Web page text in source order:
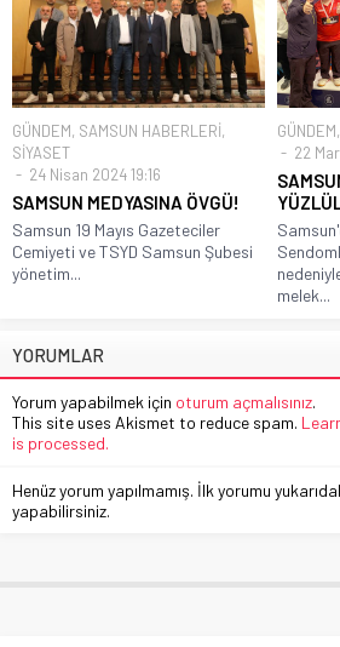
GÜNDEM, SAMSUN HABERLERİ,
SİYASET
24 Nisan 2024 19:16
SAMSUN MEDYASINA ÖVGÜ!
Samsun 19 Mayıs Gazeteciler
Cemiyeti ve TSYD Samsun Şubesi
yönetim...
GÜNDEM,
22
melek...
YORUMLAR
Yorum yapabilmek için oturum açmalısınız.
This site uses Akismet to reduce spam.
is processed.
Henüz yorum yapılmamış. İlk yorumu
yapabilirsiniz.